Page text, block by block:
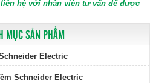
MỤC SẢN PHẨM
Electric
Schneider Electric
hệ với nhân viên tư vấn để được